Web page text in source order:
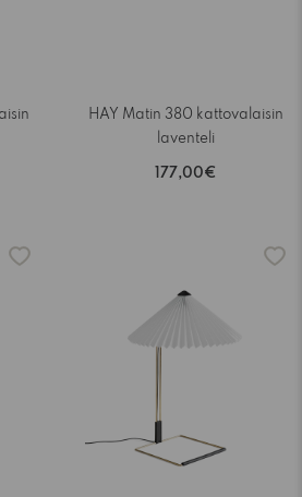
HAY Matin 380 kattovalaisin
laventeli
177,00€